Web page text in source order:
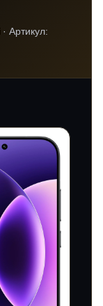
· Артикул: